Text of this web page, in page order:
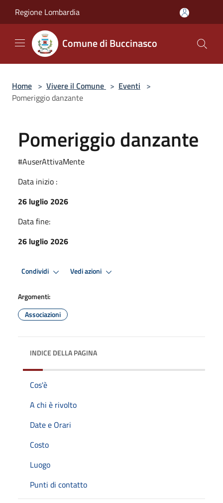
Regione Lombardia
Comune di Buccinasco
Home > Vivere il Comune > Eventi >
Pomeriggio danzante
Pomeriggio danzante
#AuserAttivaMente
Data inizio :
26 luglio 2026
Data fine:
26 luglio 2026
Condividi Vedi azioni
Argomenti:
Associazioni
INDICE DELLA PAGINA
Cos'è
A chi è rivolto
Date e Orari
Costo
Luogo
Punti di contatto